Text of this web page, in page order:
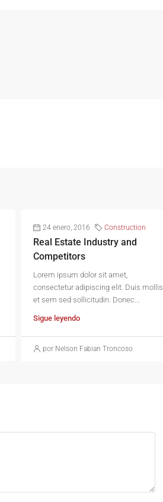
24 enero, 2016 Construction
Real Estate Industry and
Competitors
Lorem ipsum dolor sit amet,
consectetur adipiscing elit. Duis mollis
et sem sed sollicitudin. Donec...
Sigue leyendo
por Nelson Fabian Troncoso